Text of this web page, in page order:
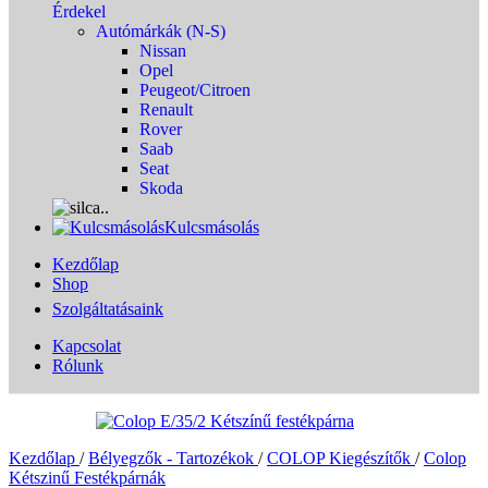
Érdekel
Autómárkák (N-S)
Nissan
Opel
Peugeot/Citroen
Renault
Rover
Saab
Seat
Skoda
Kulcsmásolás
Kezdőlap
Shop
Szolgáltatásaink
Kapcsolat
Rólunk
Kezdőlap / Bélyegzők - Tartozékok / COLOP Kiegészítők / Colop
Kétszinű Festékpárnák